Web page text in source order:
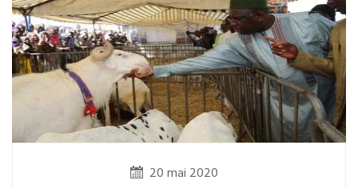
20 mai 2020